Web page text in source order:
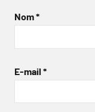
Nom*
E-mail *